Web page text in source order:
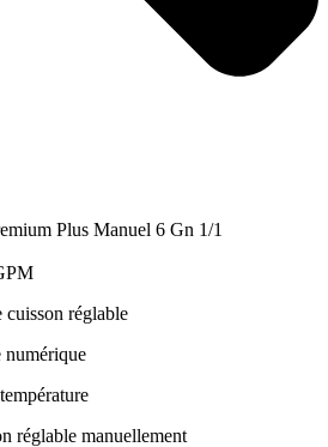
Plus Manuel 6 Gn 1/1
cuisson réglable
numérique
réglable manuellement